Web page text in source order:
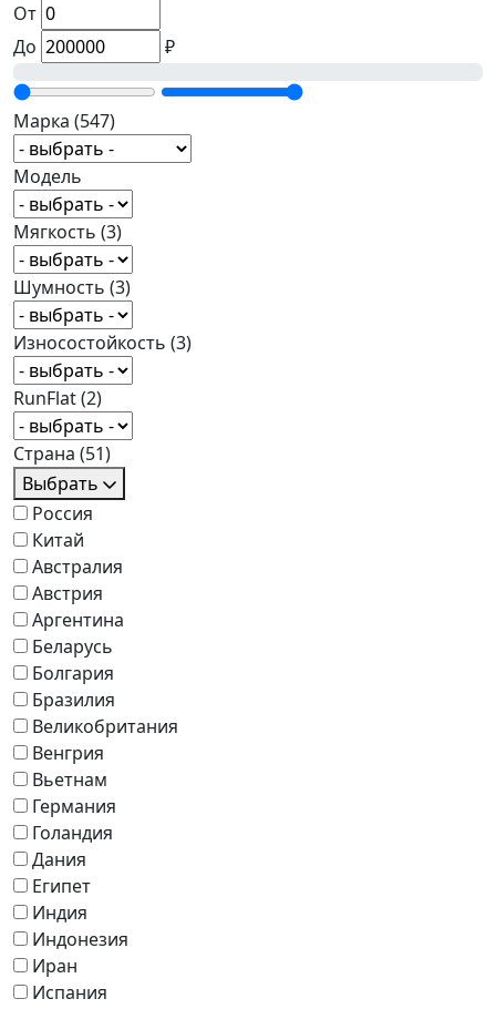
От
До
₽
Марка (547)
Модель
Мягкость (3)
Шумность (3)
Износостойкость (3)
RunFlat(2)
Страна (51)
Выбрать
Россия
Китай
Австралия
Австрия
Аргентина
Беларусь
Болгария
Бразилия
Великобритания
Венгрия
Вьетнам
Германия
Голандия
Дания
Египет
Индия
Индонезия
Иран
Испания